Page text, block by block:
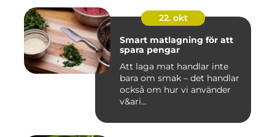
22. okt
Smart matlagning för att
spara pengar
Att laga mat handlar inte
bara om smak – det handlar
också om hur vi använder
v&ari...